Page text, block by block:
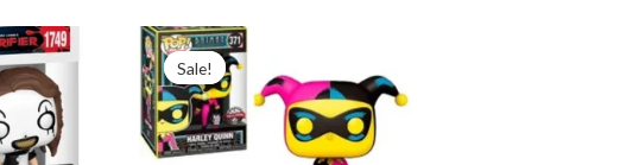
Aktualna
cena
wynosi:
203,59 zł.
Sale!
Sale!
Pierwotna
cena
wynosiła:
214,23 zł.
wynosi:
164,79 zł.